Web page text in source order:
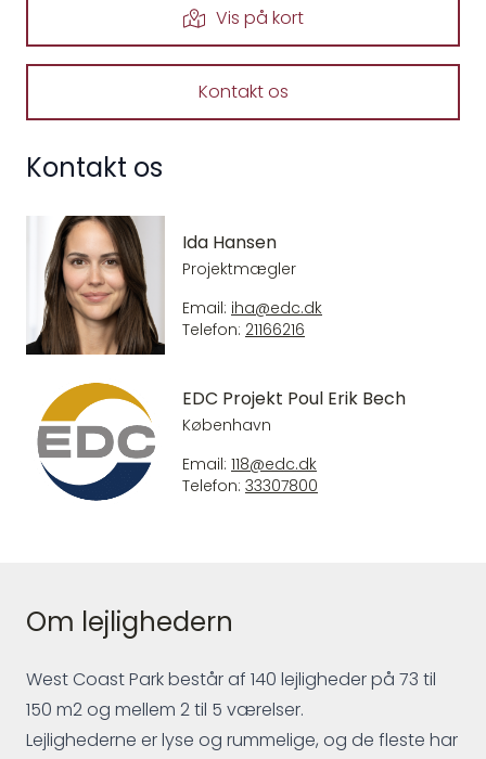
Vis på kort
Kontakt os
Kontakt os
Ida Hansen
Projektmægler
Email: iha@edc.dk
Telefon: 21166216
EDC Projekt Poul Erik Bech
København
Email: 118@edc.dk
Telefon: 33307800
Om lejlighedern
West Coast Park består af 140 lejligheder på 73 til
150 m2 og mellem 2 til 5 værelser.
Lejlighederne er lyse og rummelige, og de fleste har